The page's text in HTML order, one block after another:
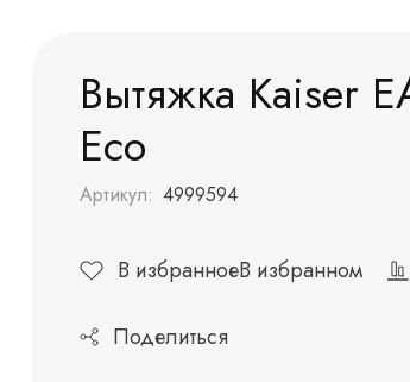
Вытяжка Kaiser
Eco
Артикул: 4999594
В избранноеВ избранном
Поделиться